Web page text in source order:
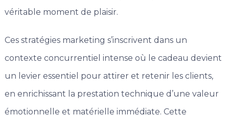
véritable moment de plaisir.
Ces stratégies marketing s’inscrivent dans un
contexte concurrentiel intense où le cadeau devient
un levier essentiel pour attirer et retenir les clients,
en enrichissant la prestation technique d’une valeur
émotionnelle et matérielle immédiate. Cette